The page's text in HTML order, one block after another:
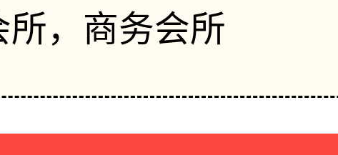
，商务会所